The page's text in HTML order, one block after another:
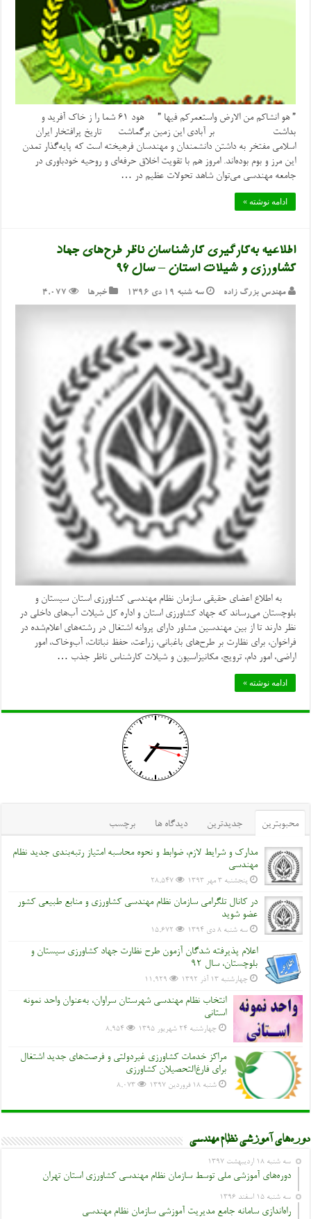
” هو انشاکم من الارض واستعمرکم فیها ” هود ۶۱ شما را ز خاک آفرید و
بداشت بر آبادی این زمین برگماشت تاریخ پرافتخار ایران
اسلامی مفتخر به داشتن دانشمندان و مهندسان فرهیخته است که پایه‌گذار تمدن
این مرز و بوم بوده‌اند. امروز هم با تقویت اخلاق حرفه‌ای و روحیه خودباوری در
جامعه مهندسی می‌توان شاهد تحولات عظیم در …
ادامه نوشته »
اطلاعیه به‌کارگیری کارشناسان ناظر طرح‌های جهاد
کشاورزی و شیلات استان – سال ۹۶
مهندس بزرگ زاده سه شنبه ۱۹ دی ۱۳۹۶ خبرها 4,077
به اطلاع اعضای حقیقی سازمان نظام مهندسی کشاورزی استان سیستان و
بلوچستان می‌رساند که جهاد کشاورزی استان و اداره کل شیلات آب‌های داخلی در
نظر دارند تا از بین مهندسین مشاور دارای پروانه اشتغال در رشته‌های اعلام‌شده در
فراخوان، برای نظارت بر طرح‌های باغبانی، زراعت، حفظ نباتات، آب‌وخاک، امور
اراضی، امور دام، ترویج، مکانیزاسیون و شیلات کارشناس ناظر جذب …
ادامه نوشته »
محبوبترین جدیدترین دیدگاه ها برچسب
مدارک و شرایط لازم، ضوابط و نحوه محاسبه امتیاز رتبه‌بندی جدید نظام
مهندسی
پنجشنبه ۳ مهر ۱۳۹۳ 28,547
در کانال تلگرامی سازمان نظام مهندسی کشاورزی و منابع طبیعی کشور
عضو شوید
سه شنبه ۸ دی ۱۳۹۴ 15,672
اعلام پذیرفته شدگان آزمون طرح نظارت جهاد کشاورزی سیستان و
بلوچستان، سال 92
چهارشنبه ۱۳ آذر ۱۳۹۲ 11,929
انتخاب نظام مهندسی شهرستان سراوان، به‌عنوان واحد نمونه
استانی
چهارشنبه ۲۴ شهریور ۱۳۹۵ 8,954
مراکز خدمات کشاورزی غیردولتی و فرصت‌های جدید اشتغال
برای فارغ‌التحصیلان کشاورزی
شنبه ۱۸ فروردین ۱۳۹۷ 8,073
دوره‌های آموزشی نظام مهندسی
سه شنبه ۱۸ اردیبهشت ۱۳۹۷
دوره‌های آموزشی ملی توسط سازمان نظام مهندسی کشاورزی استان تهران
سه شنبه ۱۵ اسفند ۱۳۹۶
راه‌اندازی سامانه جامع مدیریت آموزشی سازمان نظام مهندسی